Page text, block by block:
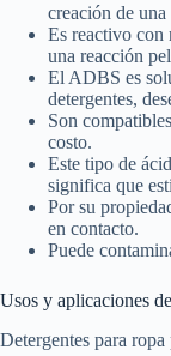
creación de
Es reactivo con
una reacción
El ADBS es
detergentes,
Son
costo.
Este tipo de
significa que
Por su
en contacto.
Puede
Usos y aplicaciones
Detergentes para